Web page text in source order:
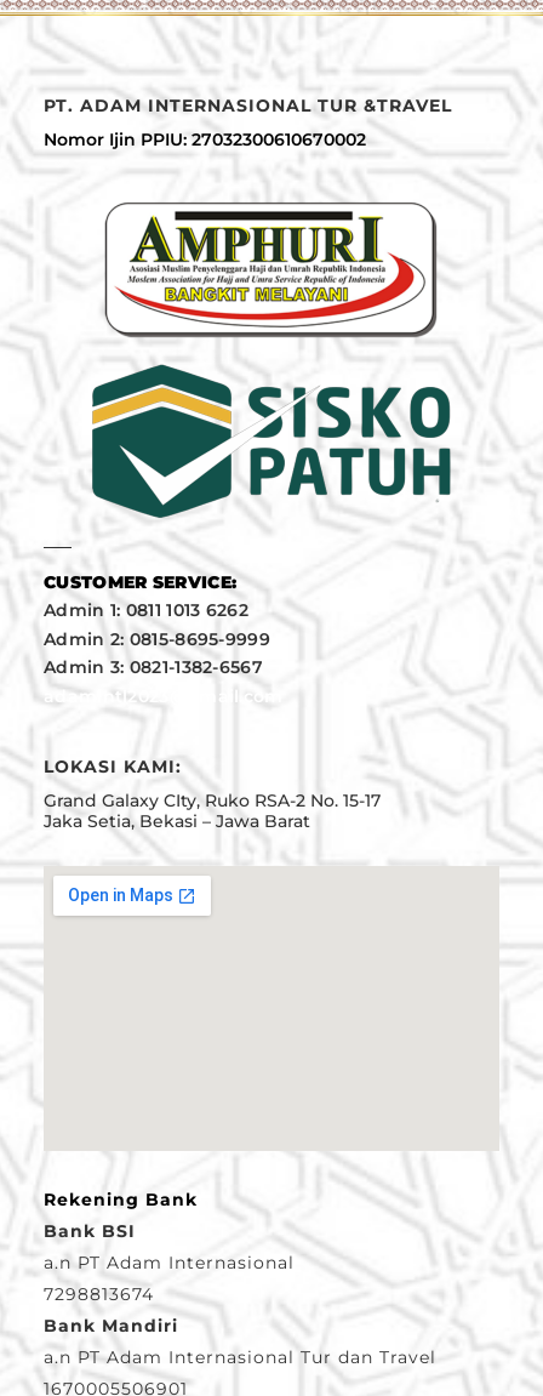
PT. ADAM INTERNASIONAL TUR &TRAVEL
Nomor Ijin PPIU: 27032300610670002
CUSTOMER SERVICE:
Admin 1: 0811 1013 6262
Admin 2: 0815-8695-9999
Admin 3: 0821-1382-6567
adamintl2023@gmail.com
LOKASI KAMI:
Grand Galaxy CIty, Ruko RSA-2 No. 15-17
Jaka Setia, Bekasi – Jawa Barat
Rekening Bank
Bank BSI
a.n PT Adam Internasional
7298813674
Bank Mandiri
a.n PT Adam Internasional Tur dan Travel
1670005506901